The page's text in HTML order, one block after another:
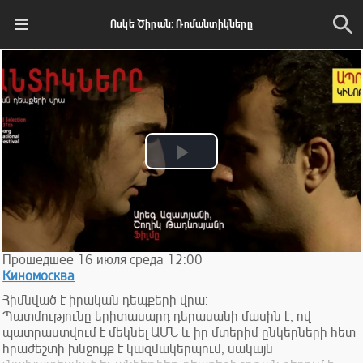
Ոսկե Ծիրան: Ռոմանտիկները
Play
Video
Прошедшее 16 июля среда 12:00
Киномосква
Հիմնված է իրական դեպքերի վրա:
Պատմությունը երիտասարդ դերասանի մասին է, ով
պատրաստվում է մեկնել ԱՄՆ և իր մտերիմ ընկերների հետ
հրաժեշտի խնջույք է կազմակերպում, սակայն